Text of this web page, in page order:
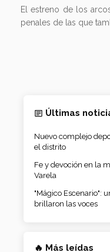
El estreno de los
penales de las que
Últimas
Nuevo complejo
el distrito
Fe y devoción en la
Varela
"Mágico Escenario":
brillaron las voces
🔥 Más leídas